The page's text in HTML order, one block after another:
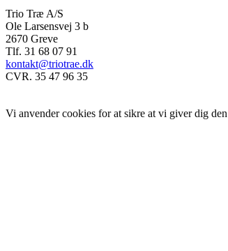
Trio Træ A/S
Ole Larsensvej 3 b
2670 Greve
Tlf. 31 68 07 91
kontakt@triotrae.dk
CVR. 35 47 96 35
Vi anvender cookies for at sikre at vi giver dig